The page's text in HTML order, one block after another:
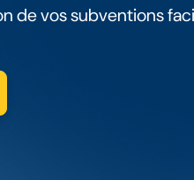
de vos subventions